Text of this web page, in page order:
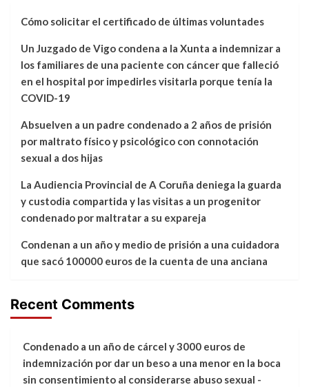
Cómo solicitar el certificado de últimas voluntades
Un Juzgado de Vigo condena a la Xunta a indemnizar a
los familiares de una paciente con cáncer que falleció
en el hospital por impedirles visitarla porque tenía la
COVID-19
Absuelven a un padre condenado a 2 años de prisión
por maltrato físico y psicológico con connotación
sexual a dos hijas
La Audiencia Provincial de A Coruña deniega la guarda
y custodia compartida y las visitas a un progenitor
condenado por maltratar a su expareja
Condenan a un año y medio de prisión a una cuidadora
que sacó 100000 euros de la cuenta de una anciana
Recent Comments
Condenado a un año de cárcel y 3000 euros de
indemnización por dar un beso a una menor en la boca
sin consentimiento al considerarse abuso sexual -